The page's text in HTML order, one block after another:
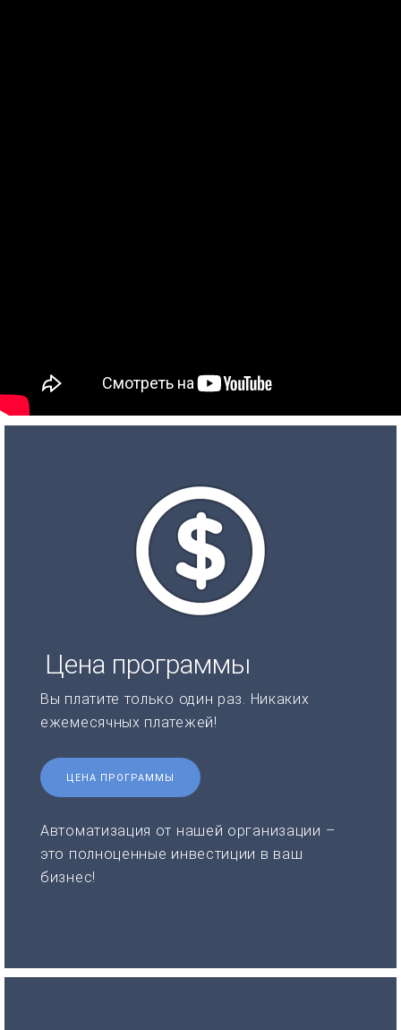
Цена программы
Вы платите только один раз. Никаких
ежемесячных платежей!
ЦЕНА ПРОГРАММЫ
Автоматизация от нашей организации –
это полноценные инвестиции в ваш
бизнес!